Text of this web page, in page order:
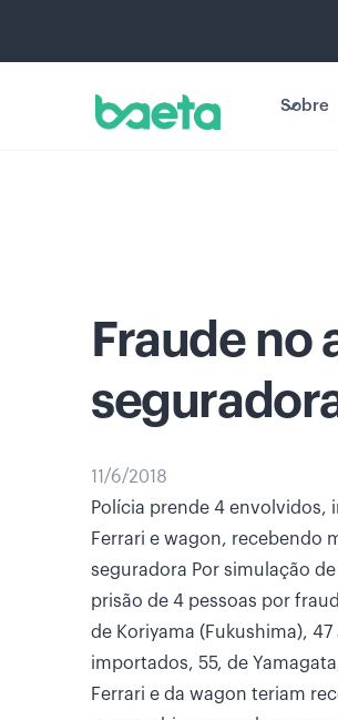
Sobre
Fraude no
11/6/2018
Polícia prende 4
Ferrari e wagon, recebendo
seguradora Por simulação
prisão de 4 pessoas por
de Koriyama (Fukushima),
importados, 55, de
Ferrari e da wagon teriam